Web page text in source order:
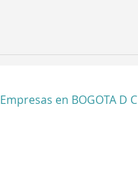
Empresas en BOGOTA D C